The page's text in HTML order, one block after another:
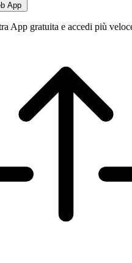
App
App gratuita e accedi più